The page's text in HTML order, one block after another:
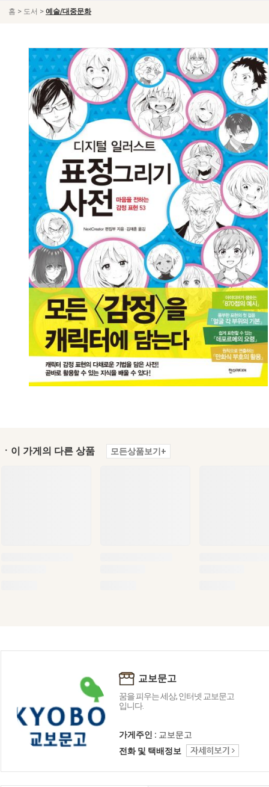
홈 > 도서 > 예술/대중문화
ㆍ이 가게의 다른 상품 모든상품보기+
교보문고
꿈을 피우는 세상, 인터넷 교보문고
입니다.
가게주인 : 교보문고
전화 및 택배정보